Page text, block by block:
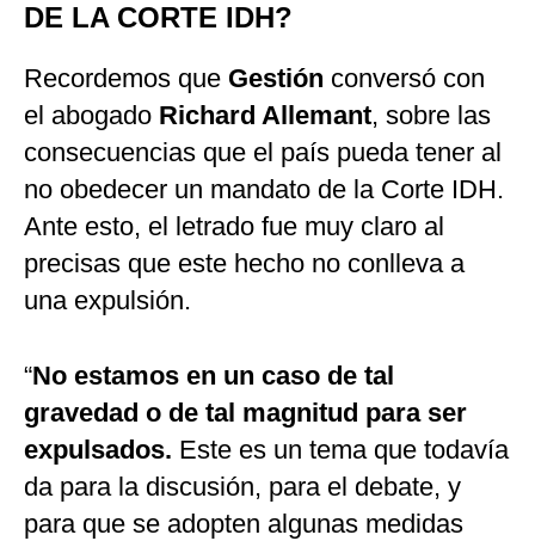
DE LA CORTE IDH?
Recordemos que Gestión conversó con
el abogado Richard Allemant, sobre las
consecuencias que el país pueda tener al
no obedecer un mandato de la Corte IDH.
Ante esto, el letrado fue muy claro al
precisas que este hecho no conlleva a
una expulsión.
“No estamos en un caso de tal
gravedad o de tal magnitud para ser
expulsados. Este es un tema que todavía
da para la discusión, para el debate, y
para que se adopten algunas medidas